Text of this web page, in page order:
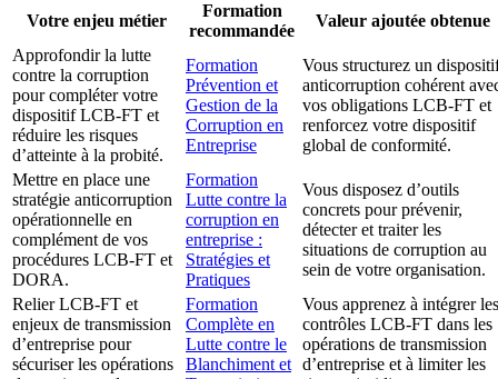
Votre enjeu métier
Formation
recommandée
Valeur ajoutée obtenue
Approfondir la lutte
contre la corruption
pour compléter votre
dispositif LCB-FT et
réduire les risques
d’atteinte à la probité.
Formation
Prévention et
Gestion de la
Corruption en
Entreprise
Vous structurez un
anticorruption cohérent
vos obligations LCB-FT et
renforcez votre dispositif
global de conformité.
Mettre en place une
stratégie anticorruption
opérationnelle en
complément de vos
procédures LCB-FT et
DORA.
Formation
Lutte contre la
corruption en
entreprise :
Stratégies et
Pratiques
Vous disposez d’outils
concrets pour prévenir,
détecter et traiter les
situations de corruption au
sein de votre organisation.
Relier LCB-FT et
enjeux de transmission
d’entreprise pour
sécuriser les opérations
Formation
Complète en
Lutte contre le
Blanchiment et
Vous apprenez à intégrer les
contrôles LCB-FT dans les
opérations de transmission
d’entreprise et à limiter les